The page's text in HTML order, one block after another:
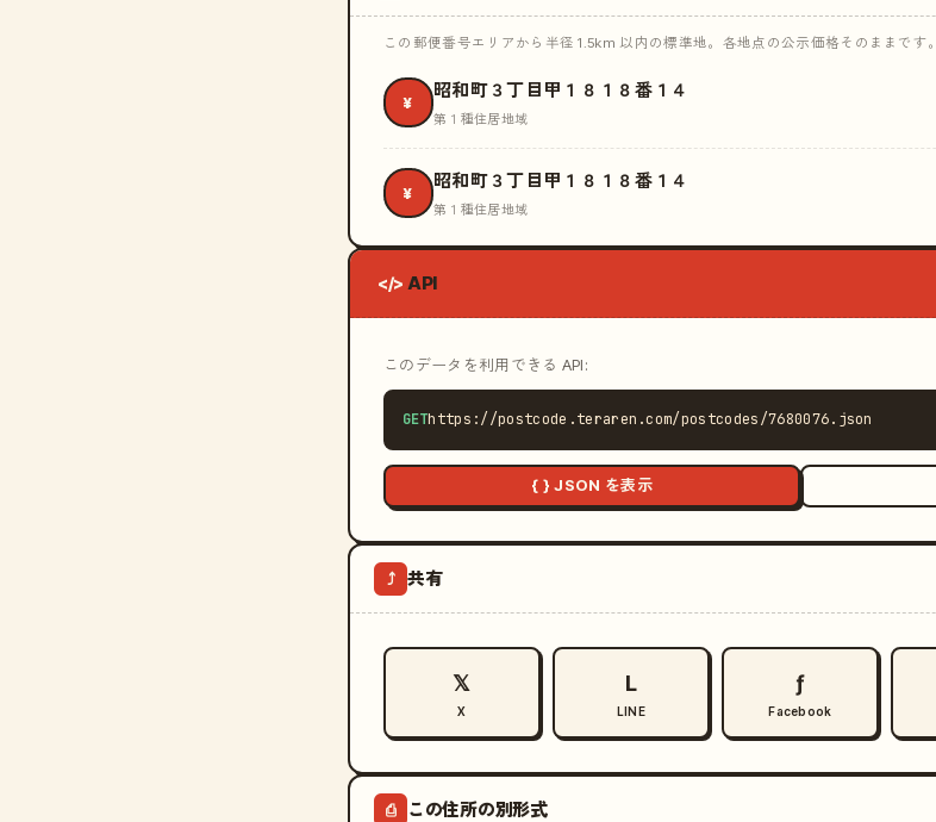
この郵便番号エリアから半径 1.5km 以内の標準地。各地点の公示価格そのままです。
¥
昭和町３丁目甲１８１８番１４
第１種住居地域
¥
昭和町３丁目甲１８１８番１４
第１種住居地域
</> API
このデータを利用できる API:
GEThttps://postcode.teraren.com/postcodes/7680076.json
{ } JSON を表示
⤴ 共有
𝕏
X
L
LINE
ƒ
Facebook
⎙ この住所の別形式